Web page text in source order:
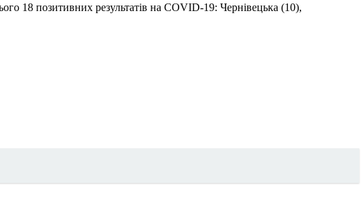
18 позитивних результатів на COVID-19: Чернівецька (10),